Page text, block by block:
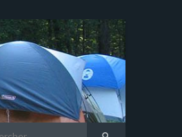
Rechercher :